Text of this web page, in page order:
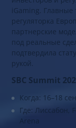
iGaming.
регуляторка
партнерские
под реальные
подтвердила
рукой.
SBC Summit
Когда: 16–18
Где: Лиссабон,
Arena